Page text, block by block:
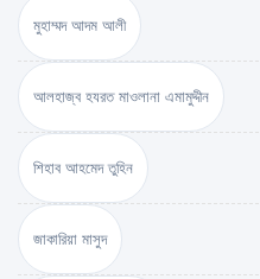
মুহাম্মদ আদম আলী
আলহাজ্ব হযরত মাওলানা এমামুদ্দীন
শিহাব আহমেদ তুহিন
জাকারিয়া মাসুদ